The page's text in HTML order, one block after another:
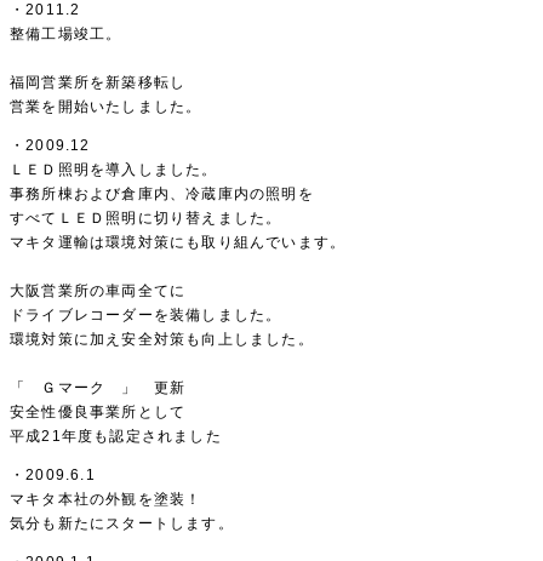
・2011.2
整備工場竣工。
福岡営業所を新築移転し
営業を開始いたしました。
・2009.12
ＬＥＤ照明を導入しました。
事務所棟および倉庫内、冷蔵庫内の照明を
すべてＬＥＤ照明に切り替えました。
マキタ運輸は環境対策にも取り組んでいます。
大阪営業所の車両全てに
ドライブレコーダーを装備しました。
環境対策に加え安全対策も向上しました。
「 Ｇマーク 」 更新
安全性優良事業所として
平成21年度も認定されました
・2009.6.1
マキタ本社の外観を塗装！
気分も新たにスタートします。